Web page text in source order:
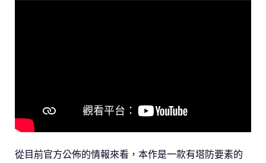
從目前官方公佈的情報來看，本作是一款有塔防要素的